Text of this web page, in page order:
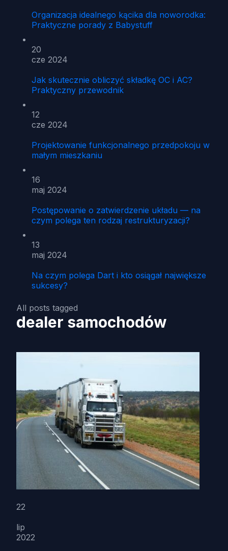
Organizacja idealnego kącika dla noworodka:
Praktyczne porady z Babystuff
20
cze 2024
Jak skutecznie obliczyć składkę OC i AC?
Praktyczny przewodnik
12
cze 2024
Projektowanie funkcjonalnego przedpokoju w
małym mieszkaniu
16
maj 2024
Postępowanie o zatwierdzenie układu — na
czym polega ten rodzaj restrukturyzacji?
13
maj 2024
Na czym polega Dart i kto osiągał największe
sukcesy?
All posts tagged
dealer samochodów
22
lip
2022